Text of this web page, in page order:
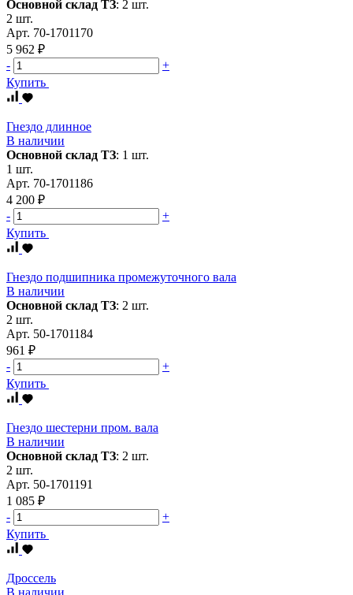
Основной склад ТЗ: 2 шт.
2 шт.
Арт. 70-1701170
5 962 ₽
-
+
Купить
Гнездо длинное
В наличии
Основной склад ТЗ: 1 шт.
1 шт.
Арт. 70-1701186
4 200 ₽
-
+
Купить
Гнездо подшипника промежуточного вала
В наличии
Основной склад ТЗ: 2 шт.
2 шт.
Арт. 50-1701184
961 ₽
-
+
Купить
Гнездо шестерни пром. вала
В наличии
Основной склад ТЗ: 2 шт.
2 шт.
Арт. 50-1701191
1 085 ₽
-
+
Купить
Дроссель
В наличии